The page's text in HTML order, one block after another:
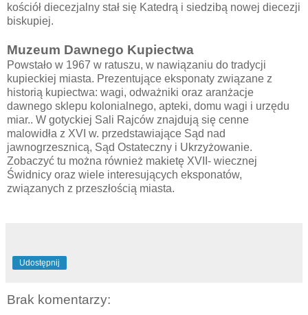
kościół diecezjalny stał się Katedrą i siedzibą nowej diecezji
biskupiej.
Muzeum Dawnego Kupiectwa
Powstało w 1967 w ratuszu, w nawiązaniu do tradycji
kupieckiej miasta. Prezentujące eksponaty związane z
historią kupiectwa: wagi, odważniki oraz aranżacje
dawnego sklepu kolonialnego, apteki, domu wagi i urzędu
miar.. W gotyckiej Sali Rajców znajdują się cenne
malowidła z XVI w. przedstawiające Sąd nad
jawnogrzesznicą, Sąd Ostateczny i Ukrzyżowanie.
Zobaczyć tu można również makietę XVII- wiecznej
Świdnicy oraz wiele interesujących eksponatów,
związanych z przeszłością miasta.
Udostępnij
Brak komentarzy: